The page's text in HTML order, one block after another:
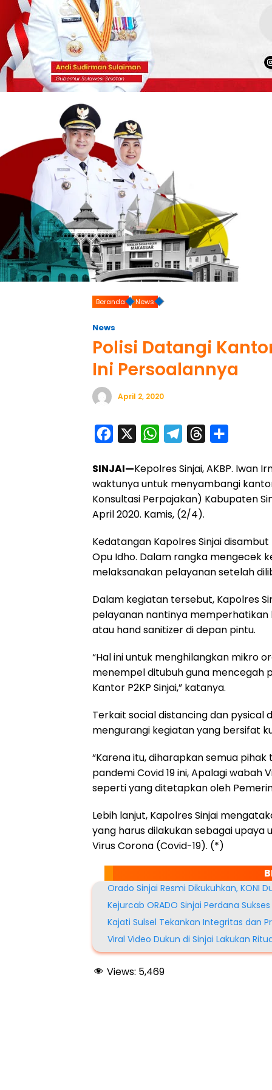
Beranda News
News
Polisi Datangi
Ini Persoalannya
April 2, 2020
c
e
b
o
k
W
a
t
s
p
p
l
e
g
a
m
r
e
a
s
a
r
e
SINJAI—Kepolres Sinjai, AKBP.
waktunya untuk menyambangi
Konsultasi Perpajakan) Kabupaten
April 2020. Kamis, (2/4).
Kedatangan Kapolres Sinjai disambut
Opu Idho. Dalam rangka mengecek
melaksanakan pelayanan setelah
Dalam kegiatan tersebut, Kapolres
pelayanan nantinya
atau hand sanitizer di depan pintu.
“Hal ini untuk menghilangkan mikro
menempel ditubuh guna mencegah
Kantor P2KP Sinjai,” katanya.
Terkait social distancing dan pysical
mengurangi kegiatan yang bersifat
“Karena itu, diharapkan semua
pandemi Covid 19 ini, Apalagi wabah
seperti yang ditetapkan oleh
Lebih lanjut, Kapolres Sinjai
yang harus dilakukan sebagai
Virus Corona (Covid-19). (*)
Orado Sinjai Resmi Dikukuhkan, KONI
Kejurcab ORADO Sinjai Perdana
Kajati Sulsel Tekankan Integritas dan
Viral Video Dukun di Sinjai Lakukan
Views: 5,469